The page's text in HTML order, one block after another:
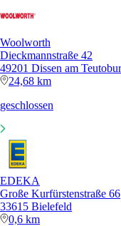
Woolworth
Dieckmannstraße 42
49201 Dissen am
24,68 km
geschlossen
EDEKA
Große Kurfürstenstraße 66
33615 Bielefeld
0,6 km